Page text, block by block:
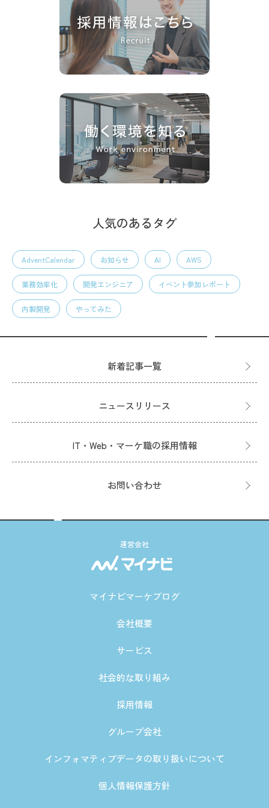
人気のあるタグ
AdventCalendar お知らせ AI AWS
業務効率化 開発エンジニア イベント参加レポート
内製開発 やってみた
新着記事一覧
ニュースリリース
IT・Web・マーケ職の採用情報
お問い合わせ
運営会社
マイナビマーケブログ
会社概要
サービス
社会的な取り組み
採用情報
グループ会社
インフォマティブデータの取り扱いについて
個人情報保護方針